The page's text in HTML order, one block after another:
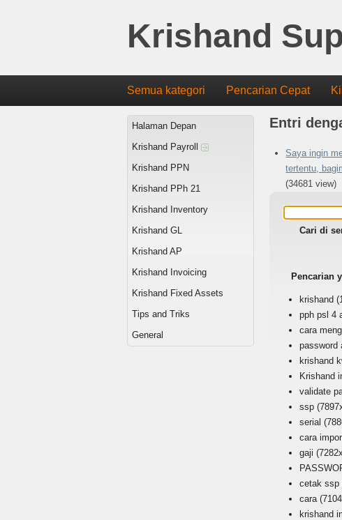
Krishand
Semua kategori Pencarian Cepat
Halaman Depan
Krishand Payroll
Krishand PPN
Krishand PPh 21
Krishand Inventory
Krishand GL
Krishand AP
Krishand Invoicing
Krishand Fixed Assets
Tips and Triks
General
Entri
Saya ingin
tertentu,
(34681 view)
Cari di
Pencarian
krishand
pph psl 4
cara
password
krishand
Krishand
validate
ssp
serial
cara
gaji
cetak ssp
cara
krishand